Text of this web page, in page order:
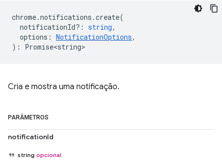
chrome.notifications .create(
notificationId? : string,
options : NotificationOptions,
) : Promise<string>
Cria e mostra uma notificação.
PARÂMETROS
notificationId
string opcional